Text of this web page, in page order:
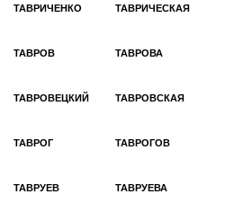
ТАВРИЧЕНКО ТАВРИЧЕСКАЯ
ТАВРОВ ТАВРОВА
ТАВРОВЕЦКИЙ ТАВРОВСКАЯ
ТАВРОГ ТАВРОГОВ
ТАВРУЕВ ТАВРУЕВА